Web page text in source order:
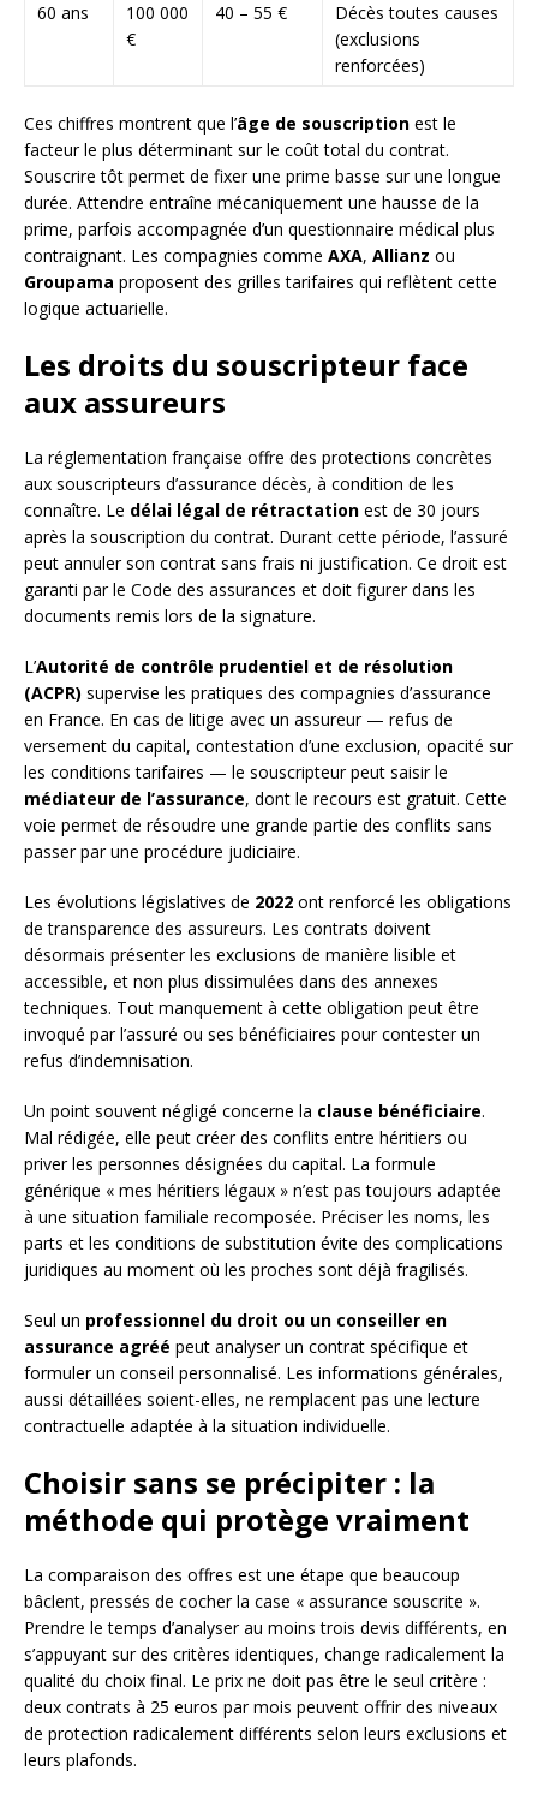
60 ans
100 000
€
40 – 55 €
Décès toutes causes
(exclusions
renforcées)
Ces chiffres montrent que l’âge de souscription est le
facteur le plus déterminant sur le coût total du contrat.
Souscrire tôt permet de fixer une prime basse sur une longue
durée. Attendre entraîne mécaniquement une hausse de la
prime, parfois accompagnée d’un questionnaire médical plus
contraignant. Les compagnies comme AXA, Allianz ou
Groupama proposent des grilles tarifaires qui reflètent cette
logique actuarielle.
Les droits du souscripteur face
aux assureurs
La réglementation française offre des protections concrètes
aux souscripteurs d’assurance décès, à condition de les
connaître. Le délai légal de rétractation est de 30 jours
après la souscription du contrat. Durant cette période, l’assuré
peut annuler son contrat sans frais ni justification. Ce droit est
garanti par le Code des assurances et doit figurer dans les
documents remis lors de la signature.
L’Autorité de contrôle prudentiel et de résolution
(ACPR) supervise les pratiques des compagnies d’assurance
en France. En cas de litige avec un assureur — refus de
versement du capital, contestation d’une exclusion, opacité sur
les conditions tarifaires — le souscripteur peut saisir le
médiateur de l’assurance, dont le recours est gratuit. Cette
voie permet de résoudre une grande partie des conflits sans
passer par une procédure judiciaire.
Les évolutions législatives de 2022 ont renforcé les obligations
de transparence des assureurs. Les contrats doivent
désormais présenter les exclusions de manière lisible et
accessible, et non plus dissimulées dans des annexes
techniques. Tout manquement à cette obligation peut être
invoqué par l’assuré ou ses bénéficiaires pour contester un
refus d’indemnisation.
Un point souvent négligé concerne la clause bénéficiaire.
Mal rédigée, elle peut créer des conflits entre héritiers ou
priver les personnes désignées du capital. La formule
générique « mes héritiers légaux » n’est pas toujours adaptée
à une situation familiale recomposée. Préciser les noms, les
parts et les conditions de substitution évite des complications
juridiques au moment où les proches sont déjà fragilisés.
Seul un professionnel du droit ou un conseiller en
assurance agréé peut analyser un contrat spécifique et
formuler un conseil personnalisé. Les informations générales,
aussi détaillées soient-elles, ne remplacent pas une lecture
contractuelle adaptée à la situation individuelle.
Choisir sans se précipiter : la
méthode qui protège vraiment
La comparaison des offres est une étape que beaucoup
bâclent, pressés de cocher la case « assurance souscrite ».
Prendre le temps d’analyser au moins trois devis différents, en
s’appuyant sur des critères identiques, change radicalement la
qualité du choix final. Le prix ne doit pas être le seul critère :
deux contrats à 25 euros par mois peuvent offrir des niveaux
de protection radicalement différents selon leurs exclusions et
leurs plafonds.